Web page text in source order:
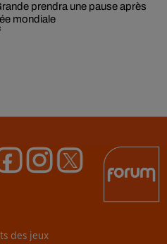
prendra une pause après
mondiale
des jeux